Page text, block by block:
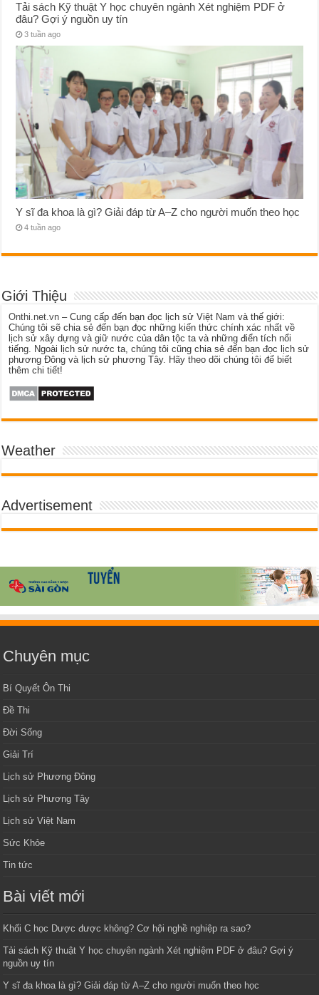
Tải sách Kỹ thuật Y học chuyên ngành Xét nghiệm PDF ở
đâu? Gợi ý nguồn uy tín
3 tuần ago
Y sĩ đa khoa là gì? Giải đáp từ A–Z cho người muốn theo học
4 tuần ago
Giới Thiệu
Onthi.net.vn – Cung cấp đến bạn đọc lịch sử Việt Nam và thế giới:
Chúng tôi sẽ chia sẻ đến bạn đọc những kiến thức chính xác nhất về
lịch sử xây dựng và giữ nước của dân tộc ta và những điển tích nổi
tiếng. Ngoài lịch sử nước ta, chúng tôi cũng chia sẻ đến bạn đọc lịch sử
phương Đông và lịch sử phương Tây. Hãy theo dõi chúng tôi để biết
thêm chi tiết!
Weather
Advertisement
Chuyên mục
Bí Quyết Ôn Thi
Đề Thi
Đời Sống
Giải Trí
Lịch sử Phương Đông
Lịch sử Phương Tây
Lịch sử Việt Nam
Sức Khỏe
Tin tức
Bài viết mới
Khối C học Dược được không? Cơ hội nghề nghiệp ra sao?
Tải sách Kỹ thuật Y học chuyên ngành Xét nghiệm PDF ở đâu? Gợi ý
nguồn uy tín
Y sĩ đa khoa là gì? Giải đáp từ A–Z cho người muốn theo học